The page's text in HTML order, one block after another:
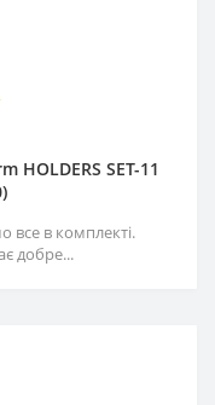
HOLDERS SET-11
все в комплекті.
добре...